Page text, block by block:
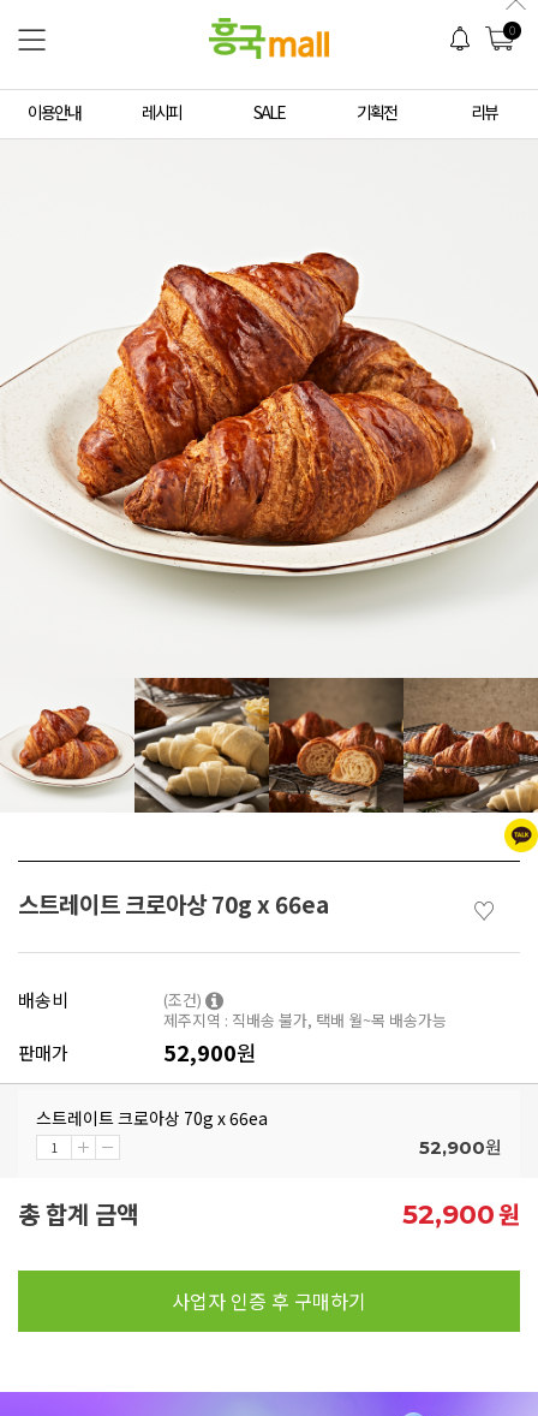
0
이용안내 레시피 SALE 기획전 리뷰
스트레이트 크로아상 70g x 66ea ♡
배송비
(조건)
제주지역 : 직배송 불가, 택배 월~목 배송가능
판매가 52,900원
스트레이트 크로아상 70g x 66ea
52,900원
총 합계 금액 52,900원
사업자 인증 후 구매하기